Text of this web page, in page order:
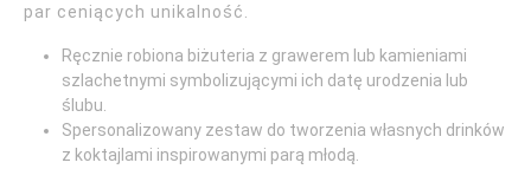
par ceniących unikalność.
Ręcznie robiona biżuteria z grawerem lub kamieniami
szlachetnymi symbolizującymi ich datę urodzenia lub
ślubu.
Spersonalizowany zestaw do tworzenia własnych drinków
z koktajlami inspirowanymi parą młodą.